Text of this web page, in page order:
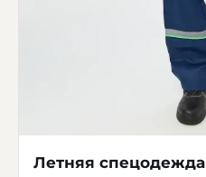
Летняя спецодежда